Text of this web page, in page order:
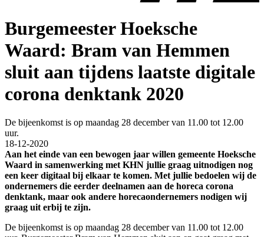
Burgemeester Hoeksche
Waard: Bram van Hemmen
sluit aan tijdens laatste digitale
corona denktank 2020
De bijeenkomst is op maandag 28 december van 11.00 tot 12.00
uur.
18-12-2020
Aan het einde van een bewogen jaar willen gemeente Hoeksche
Waard in samenwerking met KHN jullie graag uitnodigen nog
een keer digitaal bij elkaar te komen. Met jullie bedoelen wij de
ondernemers die eerder deelnamen aan de horeca corona
denktank, maar ook andere horecaondernemers nodigen wij
graag uit erbij te zijn.
De bijeenkomst is op maandag 28 december van 11.00 tot 12.00